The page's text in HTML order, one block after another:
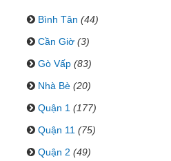
Bình Tân (44)
Cần Giờ (3)
Gò Vấp (83)
Nhà Bè (20)
Quận 1 (177)
Quận 11 (75)
Quận 2 (49)